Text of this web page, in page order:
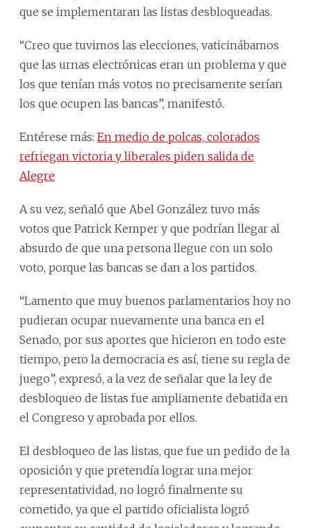
que se implementaran las listas desbloqueadas.
“Creo que tuvimos las elecciones, vaticinábamos
que las urnas electrónicas eran un problema y que
los que tenían más votos no precisamente serían
los que ocupen las bancas”, manifestó.
Entérese más: En medio de polcas, colorados
refriegan victoria y liberales piden salida de
Alegre
A su vez, señaló que Abel González tuvo más
votos que Patrick Kemper y que podrían llegar al
absurdo de que una persona llegue con un solo
voto, porque las bancas se dan a los partidos.
“Lamento que muy buenos parlamentarios hoy no
pudieran ocupar nuevamente una banca en el
Senado, por sus aportes que hicieron en todo este
tiempo, pero la democracia es así, tiene su regla de
juego”, expresó, a la vez de señalar que la ley de
desbloqueo de listas fue ampliamente debatida en
el Congreso y aprobada por ellos.
El desbloqueo de las listas, que fue un pedido de la
oposición y que pretendía lograr una mejor
representatividad, no logró finalmente su
cometido, ya que el partido oficialista logró